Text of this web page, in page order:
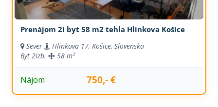
Prenájom 2i byt 58 m2 tehla Hlinkova Košice
Sever
Hlinkova 17, Košice, Slovensko
Byt 2izb. 58 m²
Nájom 750,- €